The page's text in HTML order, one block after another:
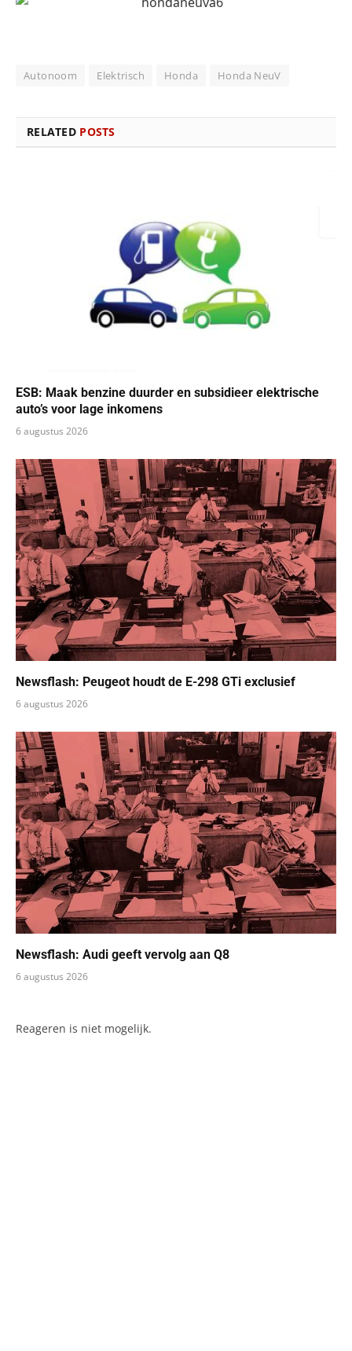
Autonoom Elektrisch Honda Honda NeuV
RELATED POSTS
ESB: Maak benzine duurder en subsidieer elektrische
auto’s voor lage inkomens
6 augustus 2026
Newsflash: Peugeot houdt de E-298 GTi exclusief
6 augustus 2026
Newsflash: Audi geeft vervolg aan Q8
6 augustus 2026
Reageren is niet mogelijk.